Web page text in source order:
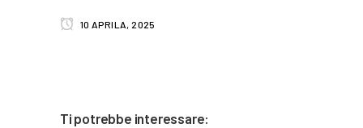
10 APRILA, 2025
Ti potrebbe interessare: